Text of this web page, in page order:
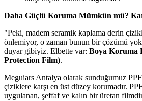
Daha Güçlü Koruma Mümkün mü?
"Peki, madem seramik kaplama derin
önlemiyor, o zaman bunun bir çözümü
duyar gibiyiz. Elbette var: Boya Koruma
Protection Film).
Meguiars Antalya olarak sunduğumuz
çiziklere karşı en üst düzey korumadır.
uygulanan, şeffaf ve kalın bir üretan